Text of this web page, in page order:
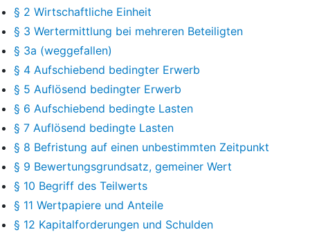
§ 2 Wirtschaftliche Einheit
§ 3 Wertermittlung bei mehreren Beteiligten
§ 3a (weggefallen)
§ 4 Aufschiebend bedingter Erwerb
§ 5 Auflösend bedingter Erwerb
§ 6 Aufschiebend bedingte Lasten
§ 7 Auflösend bedingte Lasten
§ 8 Befristung auf einen unbestimmten Zeitpunkt
§ 9 Bewertungsgrundsatz, gemeiner Wert
§ 10 Begriff des Teilwerts
§ 11 Wertpapiere und Anteile
§ 12 Kapitalforderungen und Schulden